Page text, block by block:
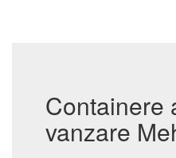
Containere
vanzare